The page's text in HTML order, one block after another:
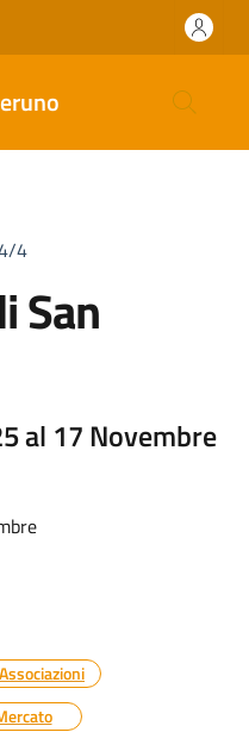
4
San
al 17 Novembre
Associazioni